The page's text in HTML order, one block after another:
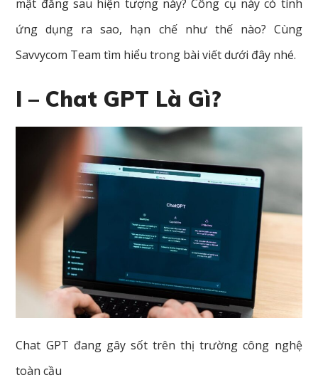
mật đằng sau hiện tượng này? Công cụ này có tính
ứng dụng ra sao, hạn chế như thế nào? Cùng
Savvycom Team tìm hiểu trong bài viết dưới đây nhé.
I – Chat GPT Là Gì?
Chat GPT đang gây sốt trên thị trường công nghệ
toàn cầu